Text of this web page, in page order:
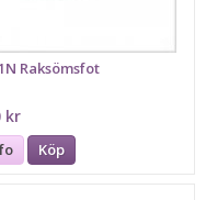
Raksömsfot
kr
Köp